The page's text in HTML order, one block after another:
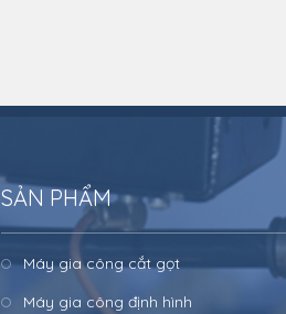
SẢN PHẨM
Máy gia công cắt gọt
Máy gia công định hình